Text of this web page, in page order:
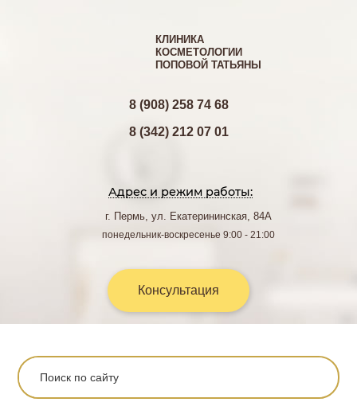
КЛИНИКА
КОСМЕТОЛОГИИ
ПОПОВОЙ ТАТЬЯНЫ
8 (908) 258 74 68
8 (342) 212 07 01
Адрес и режим работы:
г. Пермь, ул. Екатерининская, 84А
понедельник-воскресенье 9:00 - 21:00
Консультация